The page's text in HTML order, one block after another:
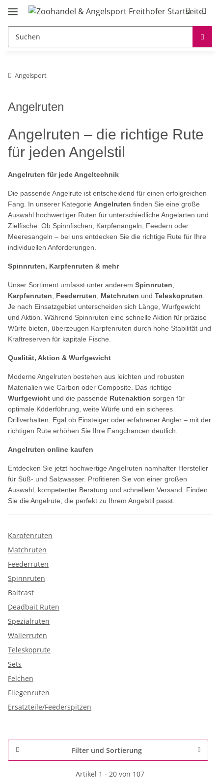
Angelsport
Angelruten
Angelruten – die richtige Rute
für jeden Angelstil
Angelruten für jede Angeltechnik
Die passende Angelrute ist entscheidend für einen erfolgreichen
Fang. In unserer Kategorie Angelruten finden Sie eine große
Auswahl hochwertiger Ruten für unterschiedliche Angelarten und
Zielfische. Ob Spinnfischen, Karpfenangeln, Feedern oder
Meeresangeln – bei uns entdecken Sie die richtige Rute für Ihre
individuellen Anforderungen.
Spinnruten, Karpfenruten & mehr
Unser Sortiment umfasst unter anderem Spinnruten
Karpfenruten
Feederruten Matchruten und Teleskopruten
Je nach Einsatzgebiet unterscheiden sich Länge, Wurfgewicht
und Aktion. Während Spinnruten eine schnelle Aktion für präzise
Würfe bieten, überzeugen Karpfenruten durch hohe Stabilität und
Kraftreserven für kapitale Fische.
Qualität, Aktion & Wurfgewicht
Moderne Angelruten bestehen aus leichten und robusten
Materialien wie Carbon oder Composite. Das richtige
Wurfgewicht und die passende Rutenaktion sorgen für
optimale Köderführung, weite Würfe und ein sicheres
Drillverhalten. Egal ob Einsteiger oder erfahrener Angler – mit der
richtigen Rute erhöhen Sie Ihre Fangchancen deutlich.
Angelruten online kaufen
Entdecken Sie jetzt hochwertige Angelruten namhafter Hersteller
für Süß- und Salzwasser. Profitieren Sie von einer großen
Auswahl, kompetenter Beratung und schnellem Versand. Finden
Sie die Angelrute, die perfekt zu Ihrem Angelstil passt.
Karpfenruten
Matchruten
Feederruten
Spinnruten
Baitcast
Deadbait Ruten
Spezialruten
Wallerruten
Teleskoprute
Sets
Felchen
Fliegenruten
Ersatzteile/Feederspitzen
Filter und Sortierung
Artikel 1 - 20 von 107